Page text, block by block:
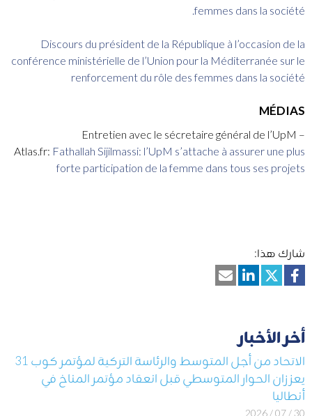
femmes dans la société.
Discours du président de la République à l’occasion de la
conférence ministérielle de l’Union pour la Méditerranée sur le
renforcement du rôle des femmes dans la société
MÉDIAS
Entretien avec le sécretaire général de l’UpM –
Atlas.fr: Fathallah Sijilmassi: l’UpM s’attache à assurer une plus
forte participation de la femme dans tous ses projets
شارك هذا:
أخر الأخبار
الاتحاد من أجل المتوسط والرئاسة التركية لمؤتمر كوب 31
يعززان الحوار المتوسطي قبل انعقاد مؤتمر المناخ في
أنطاليا
30 / 07 / 2026